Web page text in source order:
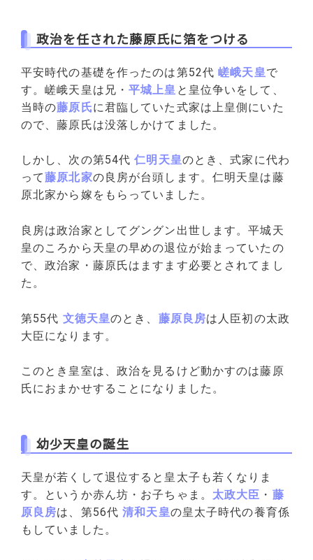
政治を任された藤原氏に箔をつける
平安時代の基礎を作ったのは第52代嵯峨天皇で
す。嵯峨天皇は兄・平城上皇 と皇位争いをして、
当時の藤原氏に君臨していた式家は上皇側にいた
ので、藤原氏は没落しかけてました。
しかし、次の第54代仁明天皇のとき、式家に代わ
って藤原北家の良房が台頭します。仁明天皇は藤
原北家から嫁をもらっていました。
良房は政治家としてグングン出世します。平城天
皇のころから天皇の早めの退位が始まっていたの
で、政治家・藤原氏はますます必要とされてまし
た。
第55代 文徳天皇のとき、 藤原良房は人臣初の太政
大臣になります。
このとき皇室は、政治を見るけど動かすのは藤原
氏におまかせすることになりました。
幼少天皇の誕生
天皇が若くして退位すると皇太子も若くなりま
す。というか赤ん坊・お子ちゃま。 太政大臣 ・ 藤
原良房は、第56代清和天皇の皇太子時代の養育係
もしていました。